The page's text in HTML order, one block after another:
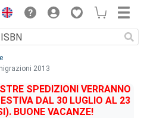
2013
SPEDIZIONI VERRANNO
DAL 30 LUGLIO AL 23
BUONE VACANZE!